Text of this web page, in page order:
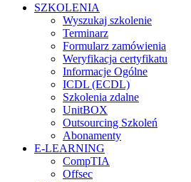
SZKOLENIA
Wyszukaj szkolenie
Terminarz
Formularz zamówienia
Weryfikacja certyfikatu
Informacje Ogólne
ICDL (ECDL)
Szkolenia zdalne
UnitBOX
Outsourcing Szkoleń
Abonamenty
E-LEARNING
CompTIA
Offsec